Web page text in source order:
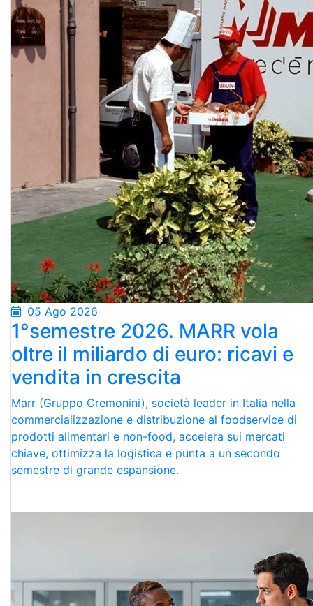
05 Ago 2026
1°semestre 2026. MARR vola
oltre il miliardo di euro: ricavi e
vendita in crescita
Marr (Gruppo Cremonini), società leader in Italia nella
commercializzazione e distribuzione al foodservice di
prodotti alimentari e non-food, accelera sui mercati
chiave, ottimizza la logistica e punta a un secondo
semestre di grande espansione.